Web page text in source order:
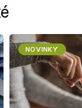
NOVINKY